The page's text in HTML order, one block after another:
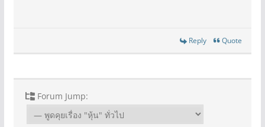
Reply Quote
Forum Jump: